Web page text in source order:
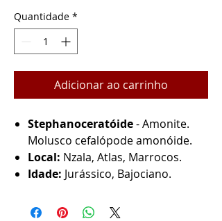
Quantidade *
Adicionar ao carrinho
Stephanoceratóide- Amonite.
Molusco cefalópode amonóide.
Local: Nzala, Atlas, Marrocos.
Idade: Jurássico, Bajociano.